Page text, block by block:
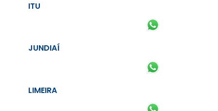
ITU
JUNDIAÍ
LIMEIRA